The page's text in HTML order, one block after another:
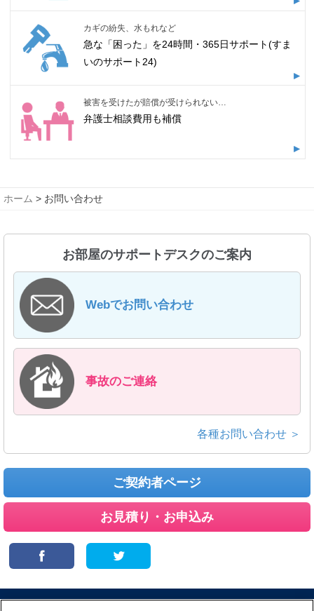
カギの紛失、水もれなど
急な「困った」を24時間・365日サポート(すま
いのサポート24)
被害を受けたが賠償が受けられない…
弁護士相談費用も補償
ホーム > お問い合わせ
お部屋のサポートデスクのご案内
Webでお問い合わせ
事故のご連絡
各種お問い合わせ ＞
ご契約者ページ
お見積り・お申込み